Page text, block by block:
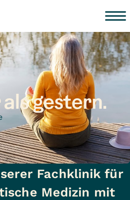
gestern.
zurück ins
Fachklinik für
Medizin mit